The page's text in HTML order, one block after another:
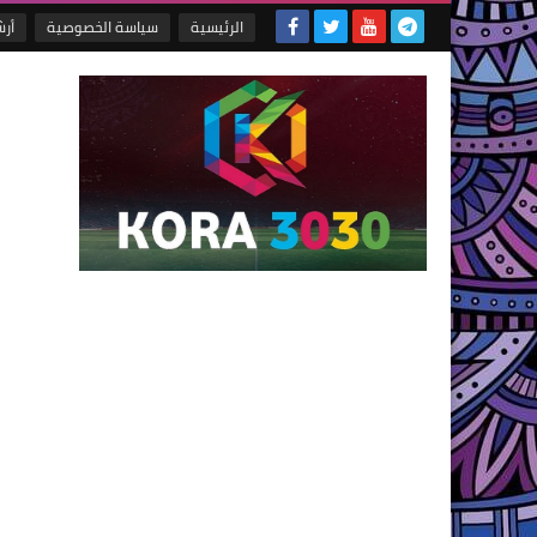
الرئيسية سياسة الخصوصية